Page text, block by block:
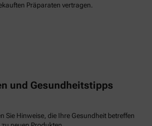
Präparaten vertragen.
und Gesundheitstipps
Sie Hinweise, die Ihre Gesundheit betreffen